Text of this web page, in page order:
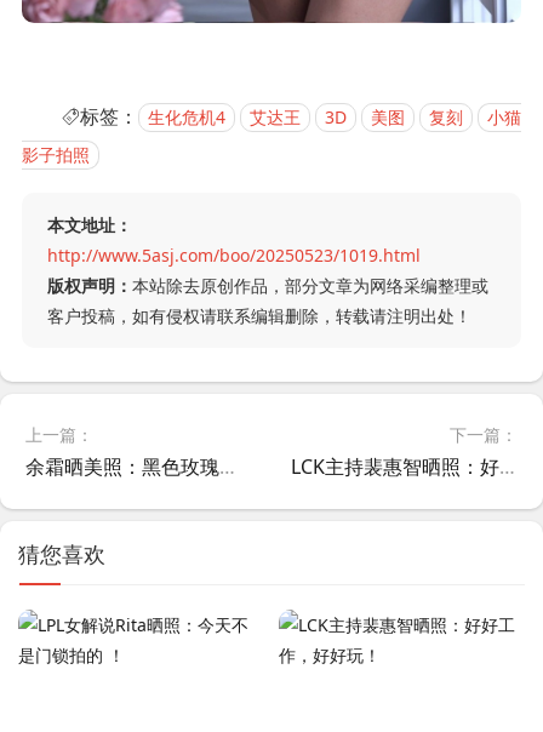
标签： 生化危机4 艾达王 3D 美图 复刻
小猫
影子拍照
本文地址：
http://www.5asj.com/boo/20250523/1019.html
版权声明： 本站除去原创作品，部分文章为网络采编整理或
客户投稿，如有侵权请联系编辑删除，转载请注明出处！
上一篇：
余霜晒美照：黑色玫瑰一字肩礼服就是一穿一个不吱声！量身定做吗
下一篇：
LCK主持裴惠智晒照：好好工作，好好玩！
猜您喜欢